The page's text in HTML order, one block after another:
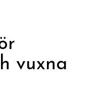
vuxna